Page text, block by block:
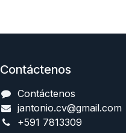
Contáctenos
Contáctenos
jantonio.cv@gmail.com
+591 7813309